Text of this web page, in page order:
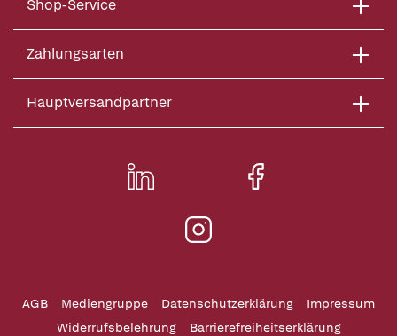
Shop-Service
Zahlungsarten
Hauptversandpartner
AGB Mediengruppe Datenschutzerklärung
Impressum
Widerrufsbelehrung
Barrierefreiheitserklärung